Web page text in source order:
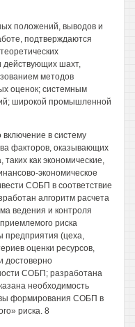
положений, выводов и
подтверждаются
действующих шахт,
методов
оценок; системным
широкой промышленной
в систему
факторов, оказывающих
как экономические,
экономическое
СОБП в соответствие
алгоритм расчета
ведения и контроля
риска
предприятия (цеха,
оценки ресурсов,
достоверно
СОБП; разработана
необходимость
формирования СОБП в
риска. 8